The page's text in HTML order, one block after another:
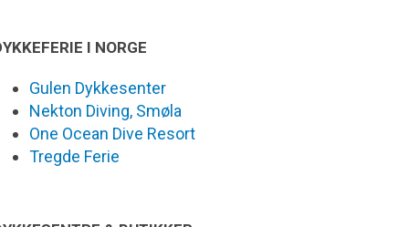
I NORGE
Gulen Dykkesenter
Nekton Diving, Smøla
One Ocean Dive Resort
Tregde Ferie